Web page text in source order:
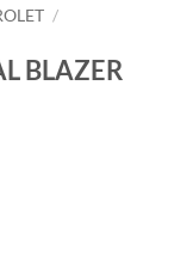
/
BLAZER